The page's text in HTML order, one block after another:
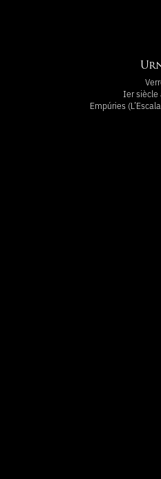
Ier siècle
Empúries